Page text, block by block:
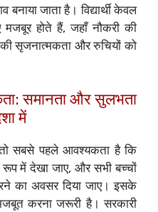
जाता है। विद्यार्थी केवल
होते हैं, जहाँ नौकरी की
सृजनात्मकता और रुचियों को
समानता और सुलभता
में
तो सबसे पहले आवश्यकता है कि
रूप में देखा जाए, और सभी बच्चों
का अवसर दिया जाए। इसके
मजबूत करना जरूरी है। सरकारी